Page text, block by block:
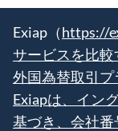
Exiap（https://
サービスを比較
外国為替取引プ
Exiapは、イン
基づき、会社